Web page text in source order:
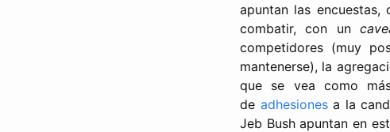
apuntan las encuestas,
combatir, con un
competidores (muy
mantenerse), la
que se vea como
de adhesionesa la
Jeb Bush apuntan en